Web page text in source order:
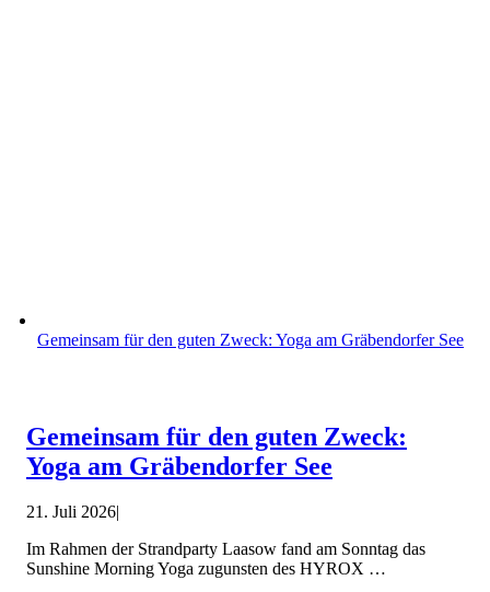
Gemeinsam für den guten Zweck: Yoga am Gräbendorfer See
Gemeinsam für den guten Zweck:
Yoga am Gräbendorfer See
21. Juli 2026|
Im Rahmen der Strandparty Laasow fand am Sonntag das
Sunshine Morning Yoga zugunsten des HYROX …